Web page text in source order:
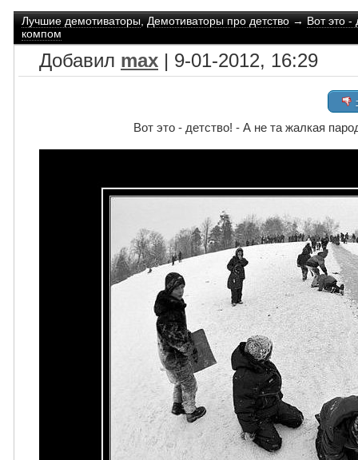
Лучшие демотиваторы,Демотиваторы про детство→Вот это -
компом
Добавил max | 9-01-2012, 16:29
Вот это - детство! - А не та жалкая